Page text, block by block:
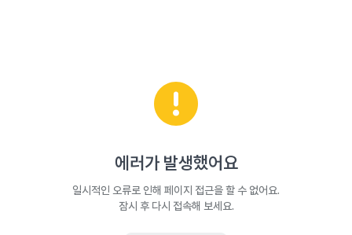
에러가 발생했어요
일시적인 오류로 인해 페이지 접근을 할 수 없어요.
잠시 후 다시 접속해 보세요.